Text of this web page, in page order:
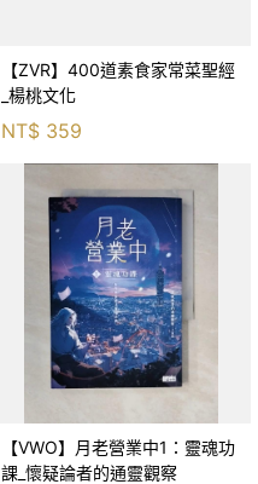
【ZVR】400道素食家常菜聖經
_楊桃文化
NT$ 359
【VWO】月老營業中1：靈魂功
課_懷疑論者的通靈觀察